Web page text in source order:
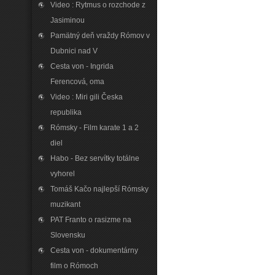
Video : Rytmus o rozchode z
Jasiminou
Pamätný deň vraždy Rómov v
Dubnici nad V
Cesta von - Ingrida
Ferencová‚ oma
Video : Miri gili Česka
republika
Rómsky - Film karate 1 a 2
diel
Habo - Bez servítky totálne
vyhorel
Tomáš Kačo najlepší Rómsky
muzikant
PAT Franto o rasizme na
Slovensku
Cesta von - dokumentárny
film o Rómoch